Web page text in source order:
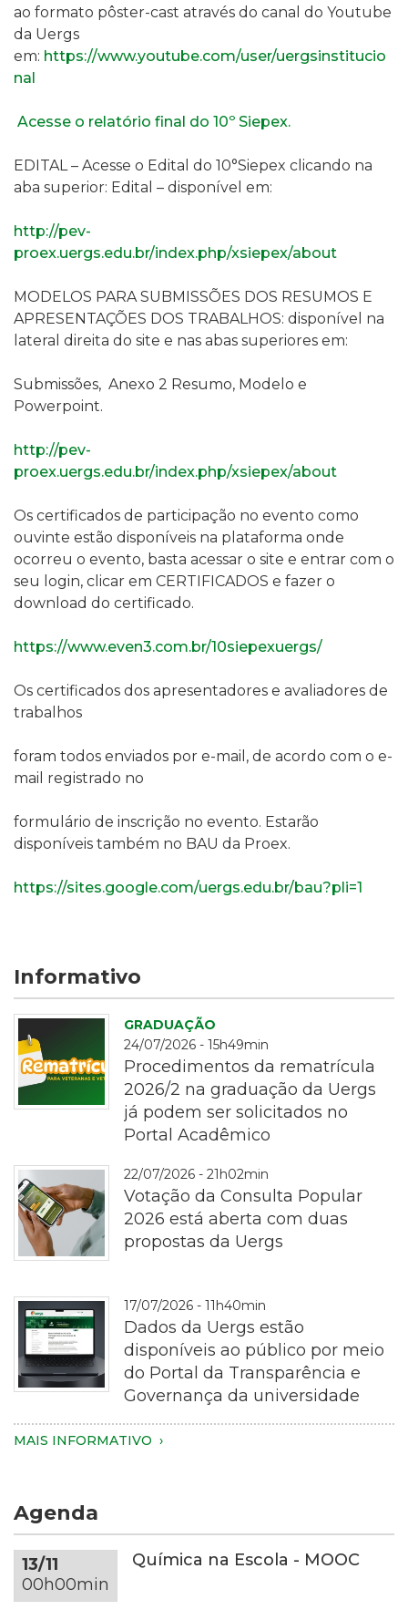
ao formato pôster-cast através do canal do Youtube
da Uergs
em: https://www.youtube.com/user/uergsinstitucio
nal
Acesse o relatório final do 10º Siepex.
EDITAL – Acesse o Edital do 10°Siepex clicando na
aba superior: Edital – disponível em:
http://pev-
proex.uergs.edu.br/index.php/xsiepex/about
MODELOS PARA SUBMISSÕES DOS RESUMOS E
APRESENTAÇÕES DOS TRABALHOS: disponível na
lateral direita do site e nas abas superiores em:
Submissões, Anexo 2 Resumo, Modelo e
Powerpoint.
http://pev-
proex.uergs.edu.br/index.php/xsiepex/about
Os certificados de participação no evento como
ouvinte estão disponíveis na plataforma onde
ocorreu o evento, basta acessar o site e entrar com o
seu login, clicar em CERTIFICADOS e fazer o
download do certificado.
https://www.even3.com.br/10siepexuergs/
Os certificados dos apresentadores e avaliadores de
trabalhos
foram todos enviados por e-mail, de acordo com o e-
mail registrado no
formulário de inscrição no evento. Estarão
disponíveis também no BAU da Proex.
https://sites.google.com/uergs.edu.br/bau?pli=1
Informativo
GRADUAÇÃO
24/07/2026 - 15h49min
Procedimentos da rematrícula
2026/2 na graduação da Uergs
já podem ser solicitados no
Portal Acadêmico
Fotografia
em
plano
aproximado
de
pessoa
segurando
com
as
duas
mãos.
Apenas
22/07/2026 - 21h02min
Votação da Consulta Popular
2026 está aberta com duas
propostas da Uergs
Imagem
de
de
cor
cinza-
escura
sobre
17/07/2026 - 11h40min
Dados da Uergs estão
disponíveis ao público por meio
do Portal da Transparência e
Governança da universidade
MAIS INFORMATIVO
Agenda
13/11
00h00min
Química na Escola - MOOC